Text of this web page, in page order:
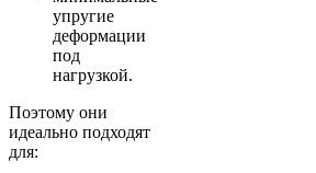
упругие
деформации
под
нагрузкой.
Поэтому они
идеально подходят
для: